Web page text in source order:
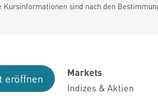
Kursinformationen sind nach den
eröffnen
Markets
Indizes & Aktien